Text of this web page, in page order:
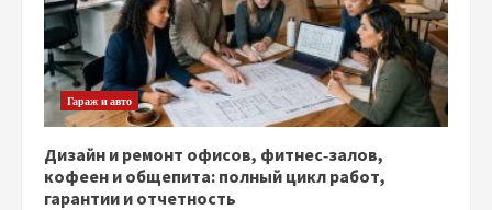
Гараж и авто
Дизайн и ремонт офисов, фитнес‑залов,
кофеен и общепита: полный цикл работ,
гарантии и отчетность